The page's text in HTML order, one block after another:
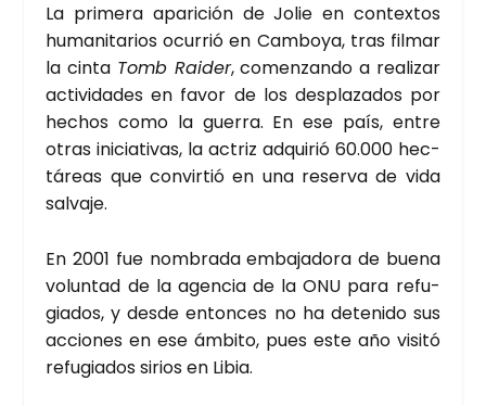
La pri­me­ra apa­ri­ción de Jolie en con­tex­tos
huma­ni­ta­rios ocu­rrió en Cam­bo­ya, tras fil­mar
la cin­ta Tomb Rai­der, comen­zan­do a rea­li­zar
acti­vi­da­des en favor de los des­pla­za­dos por
hechos como la gue­rra. En ese país, entre
otras ini­cia­ti­vas, la actriz adqui­rió 60.000 hec­
tá­reas que con­vir­tió en una reser­va de vida
sal­va­je.
En 2001 fue nom­bra­da emba­ja­do­ra de bue­na
volun­tad de la agen­cia de la ONU para refu­
gia­dos, y des­de enton­ces no ha dete­ni­do sus
accio­nes en ese ámbi­to, pues este año visi­tó
refu­gia­dos sirios en Libia.